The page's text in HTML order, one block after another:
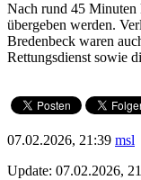
Nach rund 45 Minuten
übergeben werden.
Bredenbeck waren
Rettungsdienst sowie
07.02.2026, 21:39 msl
Update: 07.02.2026,